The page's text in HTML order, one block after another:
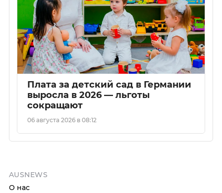
Плата за детский сад в Германии
выросла в 2026 — льготы
сокращают
06 августа 2026 в 08:12
AUSNEWS
О нас